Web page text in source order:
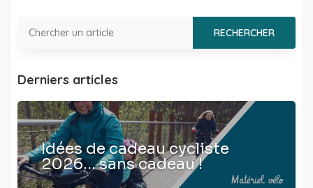
Derniers articles
Idées de cadeau cycliste
2026… sans cadeau !